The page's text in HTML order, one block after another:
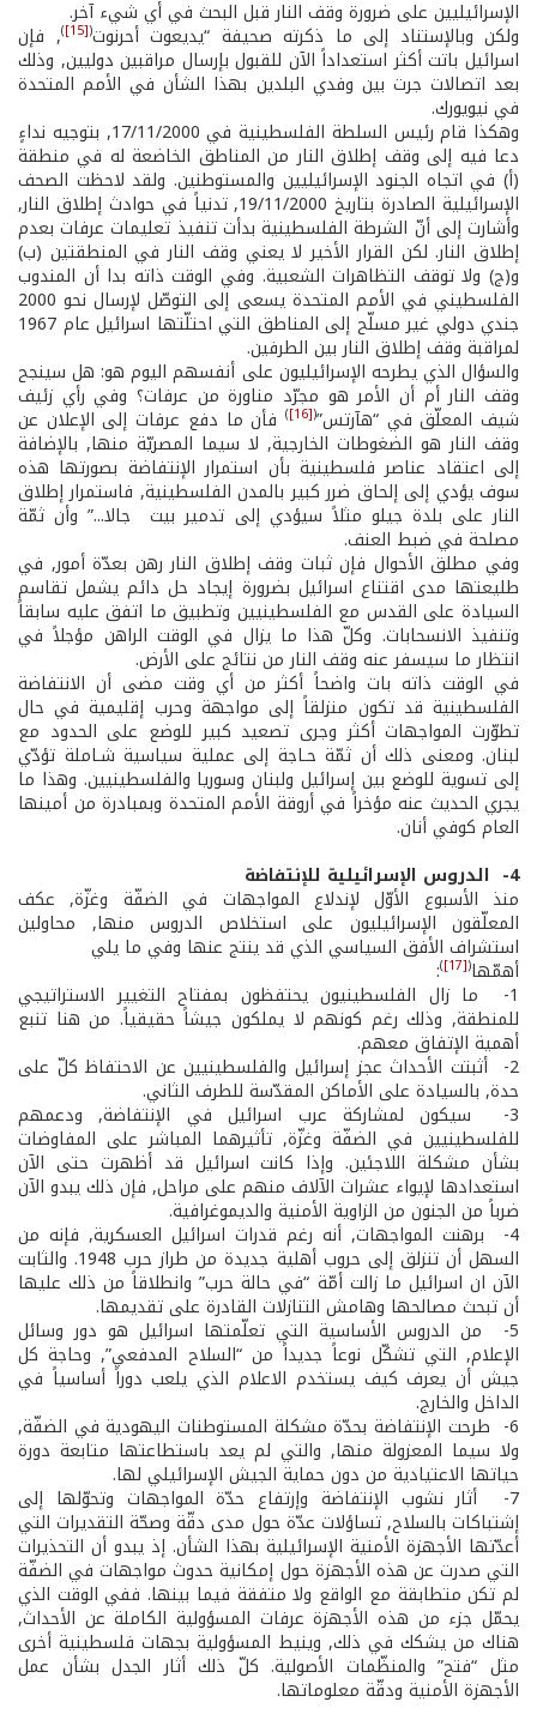
الإسرائيليين على ضرورة وقف النار قبل البحث في أي شيء آخر.
ولكن وبالإستناد إلى ما ذكرته صحيفة “يديعوت أحرنوت(
[15]
), فإن
اسرائيل باتت أكثر استعداداً الآن للقبول بإرسال مراقبين دوليين, وذلك
بعد اتصالات جرت بين وفدي البلدين بهذا الشأن في الأمم المتحدة
في نيويورك.
وهكذا قام رئيس السلطة الفلسطينية في 17/11/2000, بتوجيه نداءٍ
دعا فيه إلى وقف إطلاق النار من المناطق الخاضعة له في منطقة
(أ) في اتجاه الجنود الإسرائيليين والمستوطنين. ولقد لاحظت الصحف
الإسرائيلية الصادرة بتاريخ 19/11/2000, تدنياً في حوادث إطلاق النار,
وأشارت إلى أنّ الشرطة الفلسطينية بدأت تنفيذ تعليمات عرفات بعدم
إطلاق النار. لكن القرار الأخير لا يعني وقف النار في المنطقتين (ب)
و(ج) ولا توقف التظاهرات الشعبية. وفي الوقت ذاته بدا أن المندوب
الفلسطيني في الأمم المتحدة يسعى إلى التوصّل لإرسال نحو 2000
جندي دولي غير مسلّح إلى المناطق التي احتلّتها اسرائيل عام 1967
لمراقبة وقف إطلاق النار بين الطرفين.
والسؤال الذي يطرحه الإسرائيليون على أنفسهم اليوم هو: هل سينجح
وقف النار أم أن الأمر هو مجرّد مناورة من عرفات؟ وفي رأي زئيف
شيف المعلّق في “هآرتس”(
[16]
) فأن ما دفع عرفات إلى الإعلان عن
وقف النار هو الضغوطات الخارجية, لا سيما المصريّة منها, بالإضافة
إلى اعتقاد عناصر فلسطينية بأن استمرار الإنتفاضة بصورتها هذه
سوف يؤدي إلى إلحاق ضرر كبير بالمدن الفلسطينية, فاستمرار إطلاق
النار على بلدة جيلو مثلاً سيؤدي إلى تدمير بيت ­ جالا...” وأن ثمّة
مصلحة في ضبط العنف.
وفي مطلق الأحوال فإن ثبات وقف إطلاق النار رهن بعدّة أمور, في
طليعتها مدى اقتناع اسرائيل بضرورة إيجاد حل دائم يشمل تقاسم
السيادة على القدس مع الفلسطينيين وتطبيق ما اتفق عليه سابقاً
وتنفيذ الانسحابات. وكلّ هذا ما يزال في الوقت الراهن مؤجلاً في
انتظار ما سيسفر عنه وقف النار من نتائج على الأرض.
في الوقت ذاته بات واضحاً أكثر من أي وقت مضى أن الانتفاضة
الفلسطينية قد تكون منزلقاً إلى مواجهة وحرب إقليمية في حال
تطوّرت المواجهات أكثر وجرى تصعيد كبير للوضع على الحدود مع
لبنان. ومعنى ذلك أن ثمّة حـاجة إلى عملية سياسية شـاملة تؤدّي
إلى تسوية للوضع بين إسرائيل ولبنان وسوريا والفلسطينيين. وهذا ما
يجري الحديث عنه مؤخراً في أروقة الأمم المتحدة وبمبادرة من أمينها
العام كوفي أنان.
4- ­ الدروس الإسرائيلية للإنتفاضة
منذ الأسبوع الأوّل لإندلاع المواجهات في الضفّة وغزّة, عكف
المعلّقون الإسرائيليون على استخلاص الدروس منها, محاولين
استشراف الأفق السياسي الذي قد ينتج عنها وفي ما يلي
أهمّها(
[17]
)
:
1- ­ ما زال الفلسطينيون يحتفظون بمفتاح التغيير الاستراتيجي
للمنطقة, وذلك رغم كونهم لا يملكون جيشاً حقيقياً. من هنا تنبع
أهمية الإتفاق معهم.
2- ­ أثبتت الأحداث عجز إسرائيل والفلسطينيين عن الاحتفاظ كلّ على
حدة, بالسيادة على الأماكن المقدّسة للطرف الثاني.
3- ­ سيكون لمشاركة عرب اسرائيل في الإنتفاضة, ودعمهم
للفلسطينيين في الضفّة وغزّة, تأثيرهما المباشر على المفاوضات
بشأن مشكلة اللاجئين. وإذا كانت اسرائيل قد أظهرت حتى الآن
استعدادها لإيواء عشرات الآلاف منهم على مراحل, فإن ذلك يبدو الآن
ضرباً من الجنون من الزاوية الأمنية والديموغرافية.
4- ­ برهنت المواجهات, أنه رغم قدرات اسرائيل العسكرية, فإنه من
السهل أن تنزلق إلى حروب أهلية جديدة من طراز حرب 1948. والثابت
الآن ان اسرائيل ما زالت أمّة “في حالة حرب” وانطلاقاً من ذلك عليها
أن تبحث مصالحها وهامش التنازلات القادرة على تقديمها.
5- ­ من الدروس الأساسية التي تعلّمتها اسرائيل هو دور وسائل
الإعلام, التي تشكّل نوعاً جديداً من “السلاح المدفعي”, وحاجة كل
جيش أن يعرف كيف يستخدم الاعلام الذي يلعب دوراً أساسياً في
الداخل والخارج.
6- ­ طرحت الإنتفاضة بحدّة مشكلة المستوطنات اليهودية في الضفّة,
ولا سيما المعزولة منها, والتي لم يعد باستطاعتها متابعة دورة
حياتها الاعتيادية من دون حماية الجيش الإسرائيلي لها.
7- ­ أثار نشوب الإنتفاضة وإرتفاع حدّة المواجهات وتحوّلها إلى
إشتباكات بالسلاح, تساؤلات عدّة حول مدى دقّة وصحّة التقديرات التي
أعدّتها الأجهزة الأمنية الإسرائيلية بهذا الشأن. إذ يبدو أن التحذيرات
التي صدرت عن هذه الأجهزة حول إمكانية حدوث مواجهات في الضفّة
لم تكن متطابقة مع الواقع ولا متفقة فيما بينها. ففي الوقت الذي
يحمّل جزء من هذه الأجهزة عرفات المسؤولية الكاملة عن الأحداث,
هناك من يشكك في ذلك, وينيط المسؤولية بجهات فلسطينية أخرى
مثل “فتح” والمنظّمات الأصولية. كلّ ذلك أثار الجدل بشأن عمل
الأجهزة الأمنية ودقّة معلوماتها.